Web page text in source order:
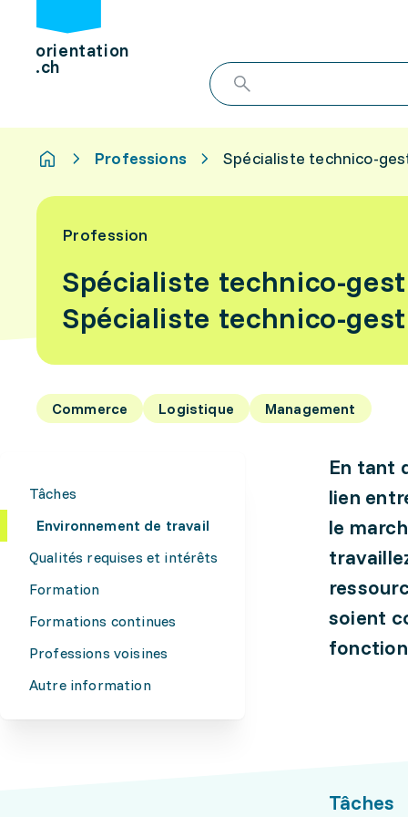
orientation
.ch
Professions Spécialiste technico-
Profession
Spécialiste technico-
Spécialiste technico-
Commerce Logistique Management
Tâches
Environnement de travail
Qualités requises et intérêts
Formation
Formations continues
Professions voisines
Autre information
En tant
lien
le
soient
Tâches